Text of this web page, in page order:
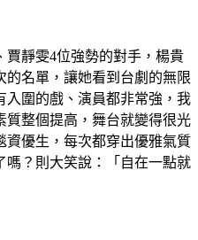
靜雯4位強勢的對手，楊貴
的名單，讓她看到台劇的無限
入圍的戲、演員都非常強，我
質整個提高，舞台就變得很光
資優生，每次都穿出優雅氣質
？則大笑說：「自在一點就